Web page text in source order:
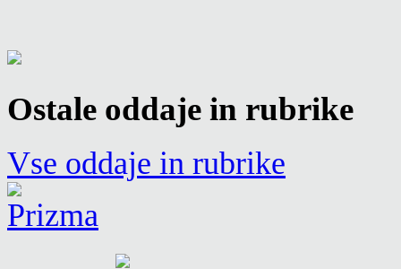
Ostale oddaje in rubrike
Vse oddaje in rubrike